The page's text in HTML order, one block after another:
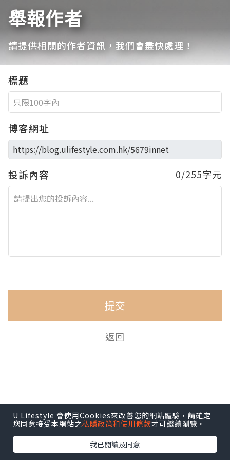
舉報作者
請提供相關的作者資訊，我們會盡快處理！
標題
博客網址
投訴內容 0/255字元
提交
返回
U Lifestyle 會使用Cookies來改善您的網站體驗，請確定
您同意接受本網站之私隱政策和使用條款才可繼續瀏覽。
我已閱讀及同意